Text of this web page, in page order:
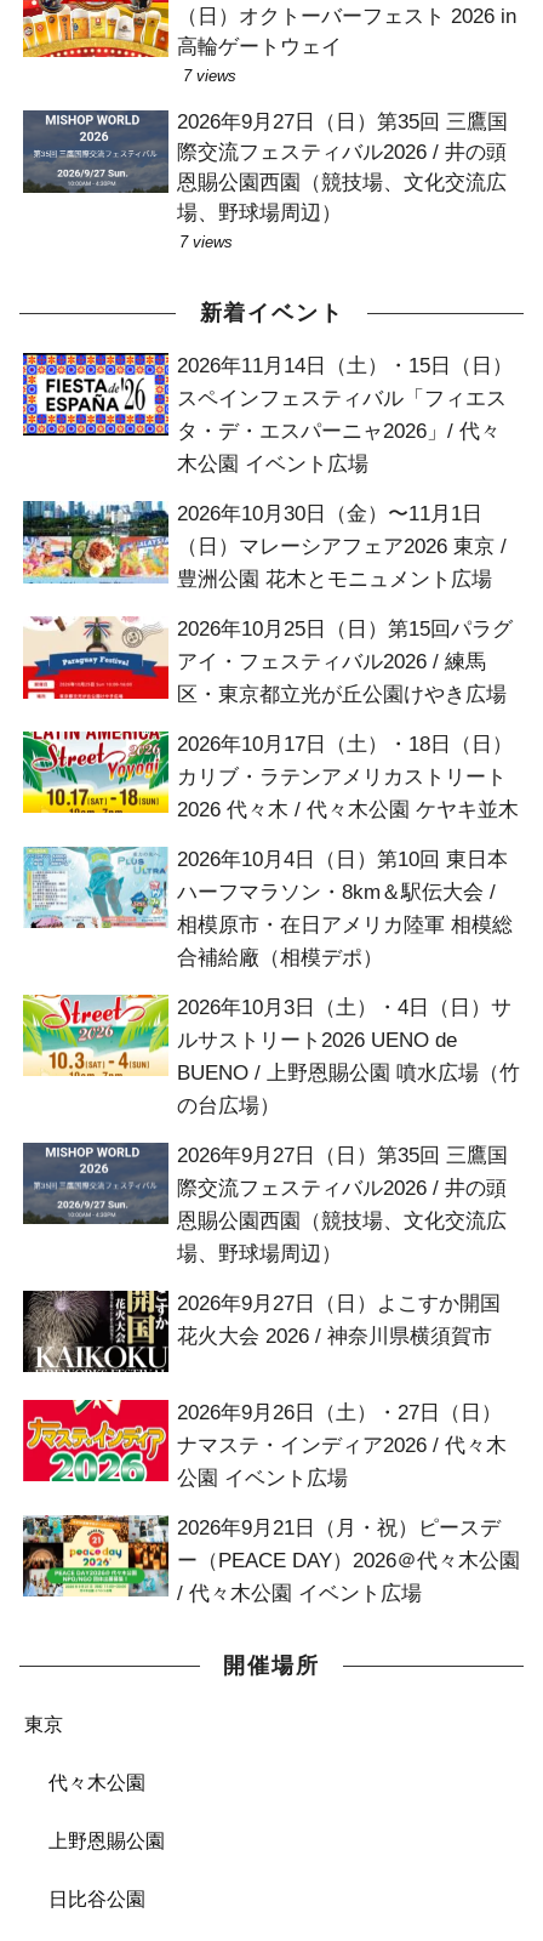
（日）オクトーバーフェスト 2026 in
高輪ゲートウェイ
7 views
2026年9月27日（日）第35回 三鷹国
際交流フェスティバル2026 / 井の頭
恩賜公園西園（競技場、文化交流広
場、野球場周辺）
7 views
新着イベント
2026年11月14日（土）・15日（日）
スペインフェスティバル「フィエス
タ・デ・エスパーニャ2026」/ 代々
木公園 イベント広場
2026年10月30日（金）〜11月1日
（日）マレーシアフェア2026 東京 /
豊洲公園 花木とモニュメント広場
2026年10月25日（日）第15回パラグ
アイ・フェスティバル2026 / 練馬
区・東京都立光が丘公園けやき広場
2026年10月17日（土）・18日（日）
カリブ・ラテンアメリカストリート
2026 代々木 / 代々木公園 ケヤキ並木
2026年10月4日（日）第10回 東日本
ハーフマラソン・8km＆駅伝大会 /
相模原市・在日アメリカ陸軍 相模総
合補給廠（相模デポ）
2026年10月3日（土）・4日（日）サ
ルサストリート2026 UENO de
BUENO / 上野恩賜公園 噴水広場（竹
の台広場）
2026年9月27日（日）第35回 三鷹国
際交流フェスティバル2026 / 井の頭
恩賜公園西園（競技場、文化交流広
場、野球場周辺）
2026年9月27日（日）よこすか開国
花火大会 2026 / 神奈川県横須賀市
2026年9月26日（土）・27日（日）
ナマステ・インディア2026 / 代々木
公園 イベント広場
2026年9月21日（月・祝）ピースデ
ー（PEACE DAY）2026＠代々木公園
/ 代々木公園 イベント広場
開催場所
東京
代々木公園
上野恩賜公園
日比谷公園